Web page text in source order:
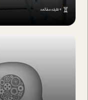
4 دقیقه مطالعه